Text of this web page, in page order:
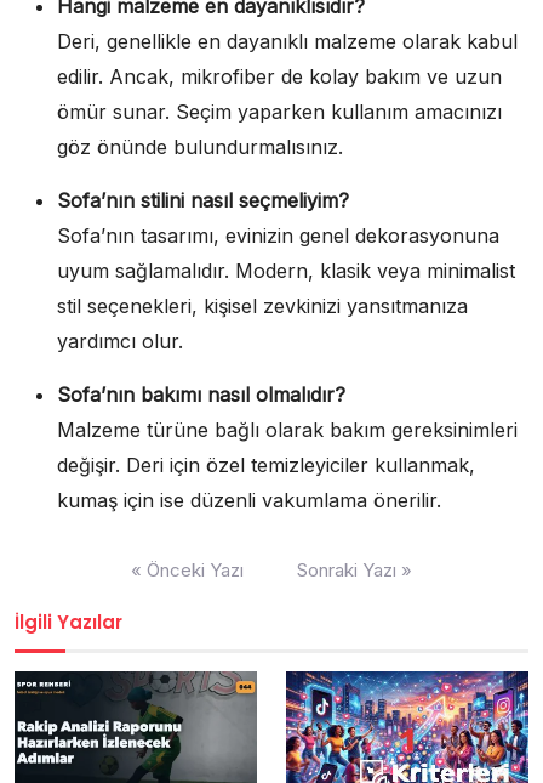
Hangi malzeme en dayanıklısıdır?
Deri, genellikle en dayanıklı malzeme olarak kabul
edilir. Ancak, mikrofiber de kolay bakım ve uzun
ömür sunar. Seçim yaparken kullanım amacınızı
göz önünde bulundurmalısınız.
Sofa’nın stilini nasıl seçmeliyim?
Sofa’nın tasarımı, evinizin genel dekorasyonuna
uyum sağlamalıdır. Modern, klasik veya minimalist
stil seçenekleri, kişisel zevkinizi yansıtmanıza
yardımcı olur.
Sofa’nın bakımı nasıl olmalıdır?
Malzeme türüne bağlı olarak bakım gereksinimleri
değişir. Deri için özel temizleyiciler kullanmak,
kumaş için ise düzenli vakumlama önerilir.
« Önceki Yazı Sonraki Yazı »
İlgili Yazılar